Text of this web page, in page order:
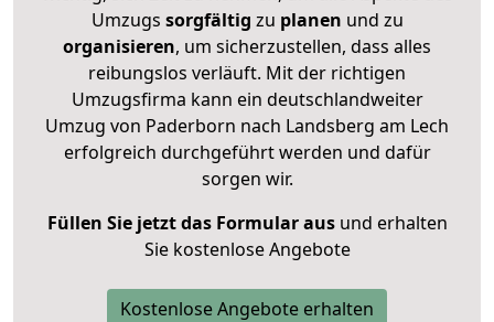
Umzugs sorgfältig zu planen und zu
organisieren, um sicherzustellen, dass alles
reibungslos verläuft. Mit der richtigen
Umzugsfirma kann ein deutschlandweiter
Umzug von Paderborn nach Landsberg am Lech
erfolgreich durchgeführt werden und dafür
sorgen wir.
Füllen Sie jetzt das Formular ausund erhalten
Sie kostenlose Angebote
Kostenlose Angebote erhalten